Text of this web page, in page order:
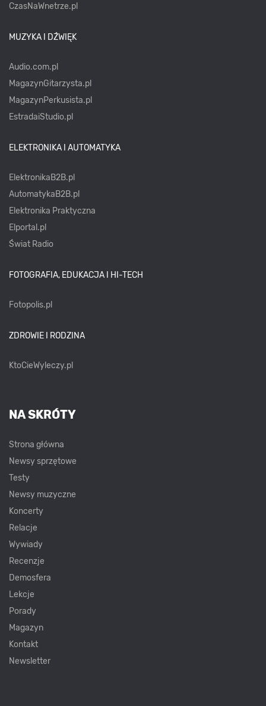
CzasNaWnetrze.pl
MUZYKA I DŹWIĘK
Audio.com.pl
MagazynGitarzysta.pl
MagazynPerkusista.pl
EstradaiStudio.pl
ELEKTRONIKA I AUTOMATYKA
ElektronikaB2B.pl
AutomatykaB2B.pl
Elektronika Praktyczna
Elportal.pl
Świat Radio
FOTOGRAFIA, EDUKACJA I HI-TECH
Fotopolis.pl
ZDROWIE I RODZINA
KtoCieWyleczy.pl
NA SKRÓTY
Strona główna
Newsy sprzętowe
Testy
Newsy muzyczne
Koncerty
Relacje
Wywiady
Recenzje
Demosfera
Lekcje
Porady
Magazyn
Kontakt
Newsletter